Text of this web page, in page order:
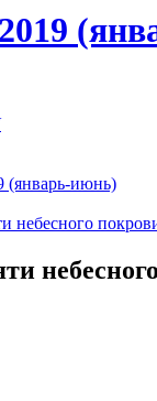
(январь-июнь)
небесного